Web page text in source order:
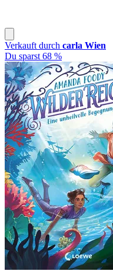
Verkauft durch carla Wien
Du sparst 68 %